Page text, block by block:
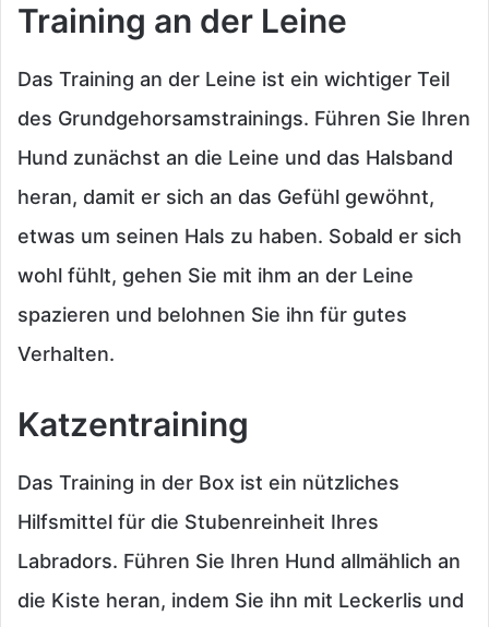
Training an der Leine
Das Training an der Leine ist ein wichtiger Teil
des Grundgehorsamstrainings. Führen Sie Ihren
Hund zunächst an die Leine und das Halsband
heran, damit er sich an das Gefühl gewöhnt,
etwas um seinen Hals zu haben. Sobald er sich
wohl fühlt, gehen Sie mit ihm an der Leine
spazieren und belohnen Sie ihn für gutes
Verhalten.
Katzentraining
Das Training in der Box ist ein nützliches
Hilfsmittel für die Stubenreinheit Ihres
Labradors. Führen Sie Ihren Hund allmählich an
die Kiste heran, indem Sie ihn mit Leckerlis und